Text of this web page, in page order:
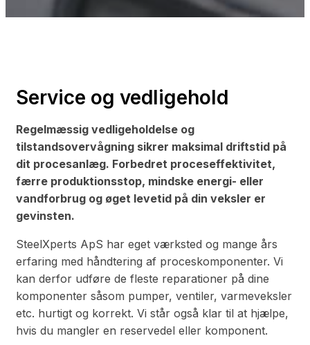
Service og vedligehold
Regelmæssig vedligeholdelse og
tilstandsovervågning sikrer maksimal driftstid på
dit procesanlæg. Forbedret proceseffektivitet,
færre produktionsstop, mindske energi- eller
vandforbrug og øget levetid på din veksler er
gevinsten.
SteelXperts ApS har eget værksted og mange års
erfaring med håndtering af proceskomponenter. Vi
kan derfor udføre de fleste reparationer på dine
komponenter såsom pumper, ventiler, varmeveksler
etc. hurtigt og korrekt. Vi står også klar til at hjælpe,
hvis du mangler en reservedel eller komponent.